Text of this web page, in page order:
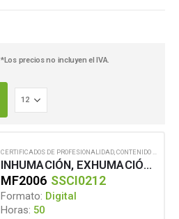
*Los precios no incluyen el IVA.
CERTIFICADOS DE PROFESIONALIDAD CONTENIDO EN FORMATO DIGITAL
INHUMACIÓN, EXHUMACIÓN Y REDUCCIÓN DE CADÁVERES, RESTOS HUMANOS Y/O CENIZAS
MF2006 SSCI0212
Formato: Digital
Horas: 50